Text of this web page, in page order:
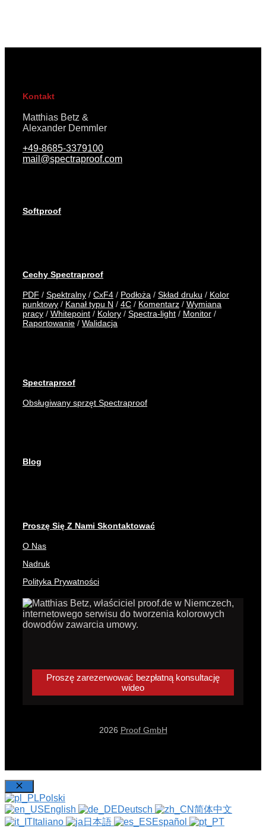
Kontakt
Matthias Betz &
Alexander Demmler
+49-8685-3379100
mail@spectraproof.com
Softproof
Cechy Spectraproof
PDF / Spektralny / CxF4 / Podłoża / Skład druku / Kolor
punktowy / Kanał typu N / 4C / Komentarz / Wymiana
pracy / Whitepoint / Kolory / Spectra-light / Monitor /
Raportowanie / Walidacja
Spectraproof
Obsługiwany sprzęt Spectraproof
Blog
Proszę Się Z Nami Skontaktować
O Nas
Nadruk
Polityka Prywatności
Proszę zarezerwować bezpłatną konsultację
wideo
2026 Proof GmbH
ZamknijPolski
English
Deutsch
简体中文
Italiano
日本語 Español